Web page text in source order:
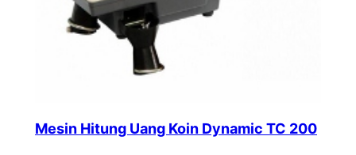
Mesin Hitung Uang Koin Dynamic TC 200